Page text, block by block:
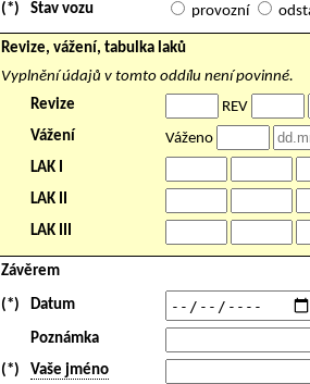
(*)
Stav vozu provozní
Revize, vážení, tabulka laků
Vyplnění údajů v tomto oddílu není povinné.
Revize
REV
Vážení
Váženo
LAK I
LAK II
LAK III
Závěrem
(*) Datum
Poznámka
(*)
Vaše jméno